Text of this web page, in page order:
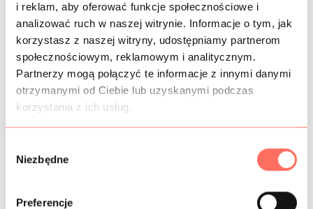
i reklam, aby oferować funkcje społecznościowe i
analizować ruch w naszej witrynie. Informacje o tym, jak
korzystasz z naszej witryny, udostępniamy partnerom
społecznościowym, reklamowym i analitycznym.
Partnerzy mogą połączyć te informacje z innymi danymi
otrzymanymi od Ciebie lub uzyskanymi podczas
korzystania z ich usług.
Niezbędne
Preferencje
Gładki len naturalny z dodatkiem bawełny i poliamidu.
Istnieje możliwość dwustronnego stosowania, lewa strona
nieco ciemniejsza. Kolor kamienny beż.
Materiał kryjący – nie wymaga stosowania podszewki,
przewiewny, lekki, plastyczny, dobrze układający się,
matowy, nieelastyczny.
Ta tkanina lniana jest przeznaczona na sukienki, tuniki,
INFORMACJE DODATKOWE